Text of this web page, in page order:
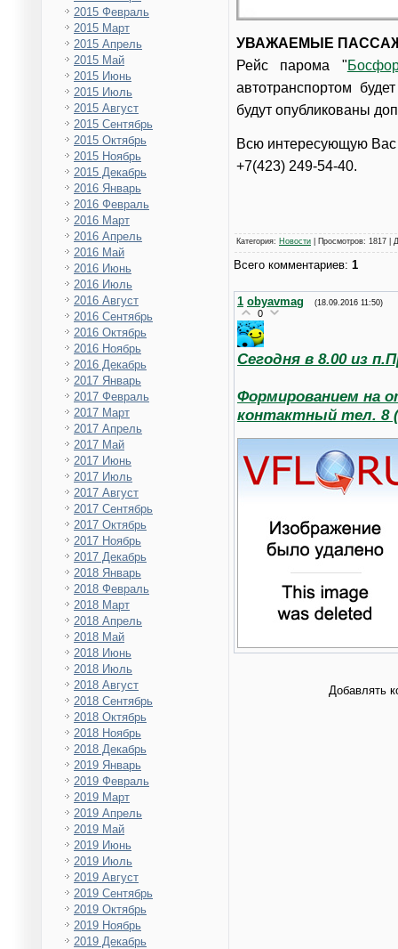
2015 Февраль
2015 Март
2015 Апрель
2015 Май
2015 Июнь
2015 Июль
2015 Август
2015 Сентябрь
2015 Октябрь
2015 Ноябрь
2015 Декабрь
2016 Январь
2016 Февраль
2016 Март
2016 Апрель
2016 Май
2016 Июнь
2016 Июль
2016 Август
2016 Сентябрь
2016 Октябрь
2016 Ноябрь
2016 Декабрь
2017 Январь
2017 Февраль
2017 Март
2017 Апрель
2017 Май
2017 Июнь
2017 Июль
2017 Август
2017 Сентябрь
2017 Октябрь
2017 Ноябрь
2017 Декабрь
2018 Январь
2018 Февраль
2018 Март
2018 Апрель
2018 Май
2018 Июнь
2018 Июль
2018 Август
2018 Сентябрь
2018 Октябрь
2018 Ноябрь
2018 Декабрь
2019 Январь
2019 Февраль
2019 Март
2019 Апрель
2019 Май
2019 Июнь
2019 Июль
2019 Август
2019 Сентябрь
2019 Октябрь
2019 Ноябрь
2019 Декабрь
УВАЖАЕМЫЕ
Рейс парома "
автотранспортом
будут опубликованы
Всю интересующую Вас
+7(423) 249-54-40.
Категория: Новости Просмотров: 1817 |
Всего комментариев: 1
1 obyavmag (18.09.2016 11:50)
0
Сегодня в 8.00 из
Формированием на
контактный тел. 8
Добавлять